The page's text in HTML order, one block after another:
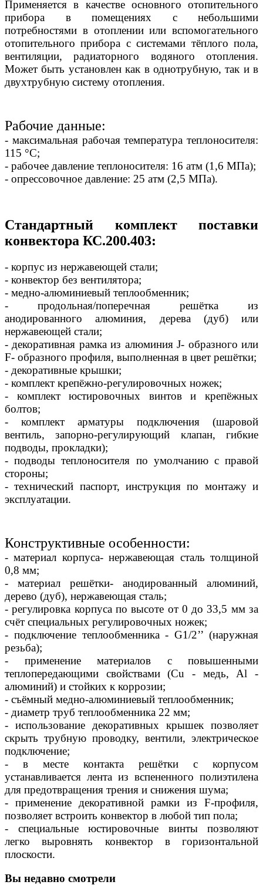
Применяется в качестве основного отопительного
прибора в помещениях с небольшими
потребностями в отоплении или вспомогательного
отопительного прибора с системами тёплого пола,
вентиляции, радиаторного водяного отопления.
Может быть установлен как в однотрубную, так и в
двухтрубную систему отопления.
Рабочие данные:
- максимальная рабочая температура теплоносителя:
115 °С;
- рабочее давление теплоносителя: 16 атм (1,6 МПа);
- опрессовочное давление: 25 атм (2,5 МПа).
Стандартный комплект поставки
конвектора КС.200.403:
- корпус из нержавеющей стали;
- конвектор без вентилятора;
- медно-алюминиевый теплообменник;
- продольная/поперечная решётка из
анодированного алюминия, дерева (дуб) или
нержавеющей стали;
- декоративная рамка из алюминия J- образного или
F- образного профиля, выполненная в цвет решётки;
- декоративные крышки;
- комплект крепёжно-регулировочных ножек;
- комплект юстировочных винтов и крепёжных
болтов;
- комплект арматуры подключения (шаровой
вентиль, запорно-регулирующий клапан, гибкие
подводы, прокладки);
- подводы теплоносителя по умолчанию с правой
стороны;
- технический паспорт, инструкция по монтажу и
эксплуатации.
Конструктивные особенности:
- материал корпуса- нержавеющая сталь толщиной
0,8 мм;
- материал решётки- анодированный алюминий,
дерево (дуб), нержавеющая сталь;
- регулировка корпуса по высоте от 0 до 33,5 мм за
счёт специальных регулировочных ножек;
- подключение теплообменника - G1/2’’ (наружная
резьба);
- применение материалов с повышенными
теплопередающими свойствами (Сu - медь, Al -
алюминий) и стойких к коррозии;
- съёмный медно-алюминиевый теплообменник;
- диаметр труб теплообменника 22 мм;
- использование декоративных крышек позволяет
скрыть трубную проводку, вентили, электрическое
подключение;
- в месте контакта решётки с корпусом
устанавливается лента из вспененного полиэтилена
для предотвращения трения и снижения шума;
- применение декоративной рамки из F-профиля,
позволяет встроить конвектор в любой тип пола;
- специальные юстировочные винты позволяют
легко выровнять конвектор в горизонтальной
плоскости.
Вы недавно смотрели